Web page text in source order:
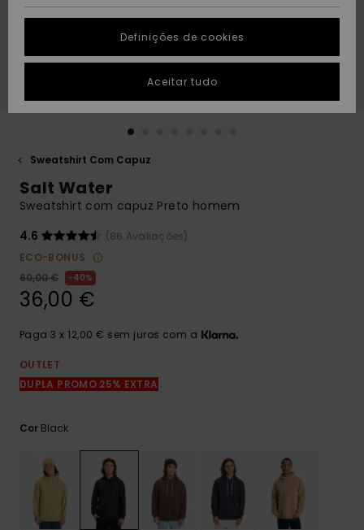
Coleções
Highlights
Guia de
tamanhos
conversa para
obteres a
resposta mais
respostas
para as
contacto.
as FAQ
PRESENTE
DESEJO
Sweatshirt Com Capuz
Salt Water
Sweatshirt com capuz Preto homem
4.6
(86 Avaliações)
ECO-BONUS
60,00 €
40%
36,00 €
Paga 3 x 12,00 € sem juros com a
OUTLET
DUPLA PROMO 25% EXTRA
Cor Black
Definições de cookies
Aceitar tudo